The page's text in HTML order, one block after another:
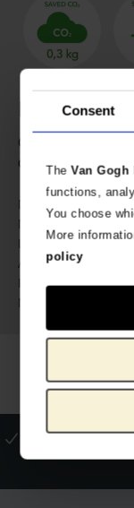
Consent
TheVan Gogh
functions,
You choose
More
policy
Color verde liso
cm.
No. de artículo:
Marca:
Length:
Ancho:
Peso:
Material: